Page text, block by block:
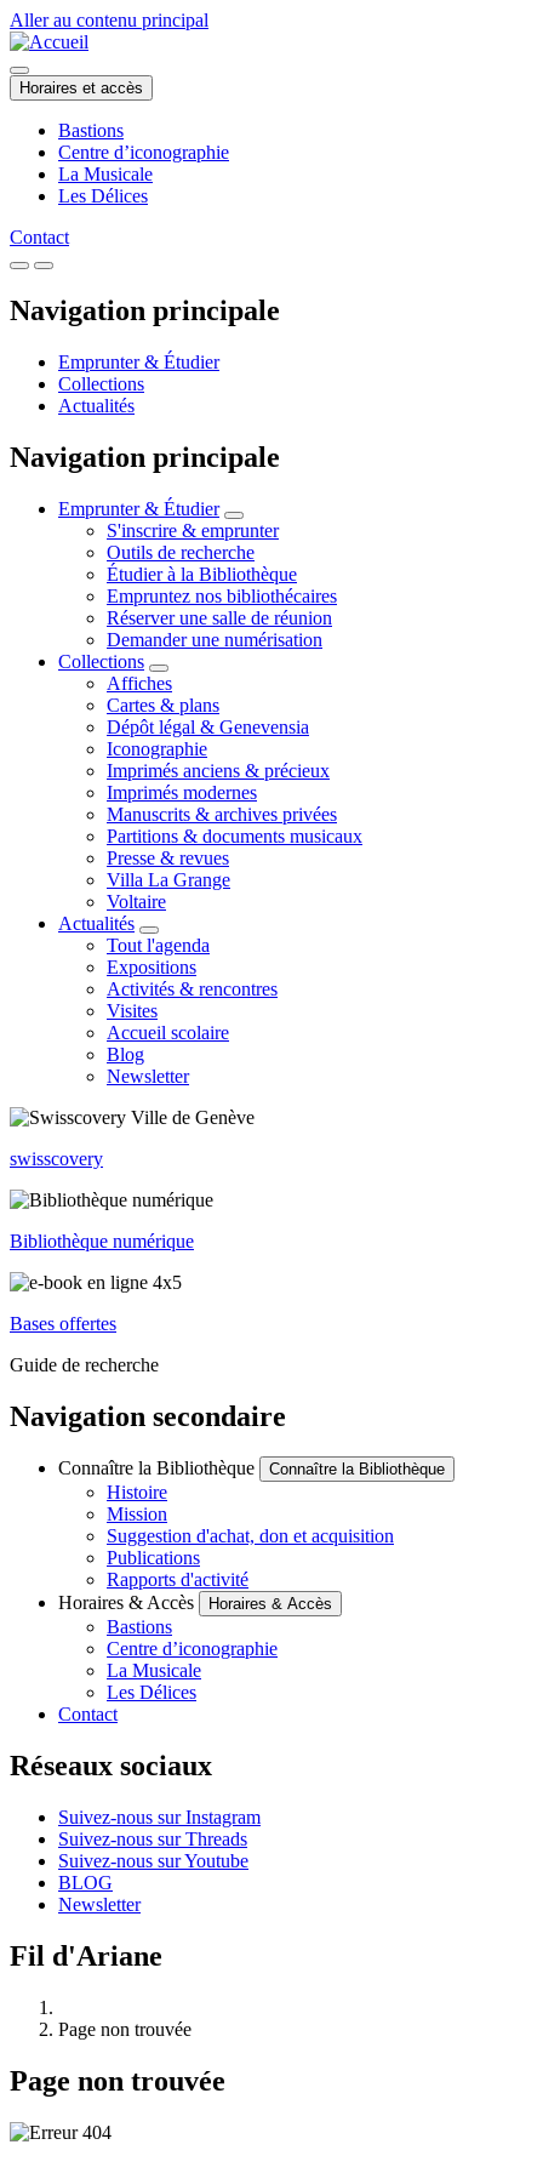
Aller au contenu principal
Horaires et accès
Bastions
Centre d’iconographie
La Musicale
Les Délices
Contact
Navigation principale
Emprunter & Étudier
Collections
Actualités
Navigation principale
Emprunter & Étudier
S'inscrire & emprunter
Outils de recherche
Étudier à la Bibliothèque
Empruntez nos bibliothécaires
Réserver une salle de réunion
Demander une numérisation
Collections
Affiches
Cartes & plans
Dépôt légal & Genevensia
Iconographie
Imprimés anciens & précieux
Imprimés modernes
Manuscrits & archives privées
Partitions & documents musicaux
Presse & revues
Villa La Grange
Voltaire
Actualités
Tout l'agenda
Expositions
Activités & rencontres
Visites
Accueil scolaire
Blog
Newsletter
swisscovery
Bibliothèque numérique
Bases offertes
Guide de recherche
Navigation secondaire
Connaître la Bibliothèque Connaître la Bibliothèque
Histoire
Mission
Suggestion d'achat, don et acquisition
Publications
Rapports d'activité
Horaires & Accès
Horaires & Accès
Bastions
Centre d’iconographie
La Musicale
Les Délices
Contact
Réseaux sociaux
Suivez-nous sur Instagram
Suivez-nous sur Threads
Suivez-nous sur Youtube
BLOG
Newsletter
Fil d'Ariane
Page non trouvée
Page non trouvée